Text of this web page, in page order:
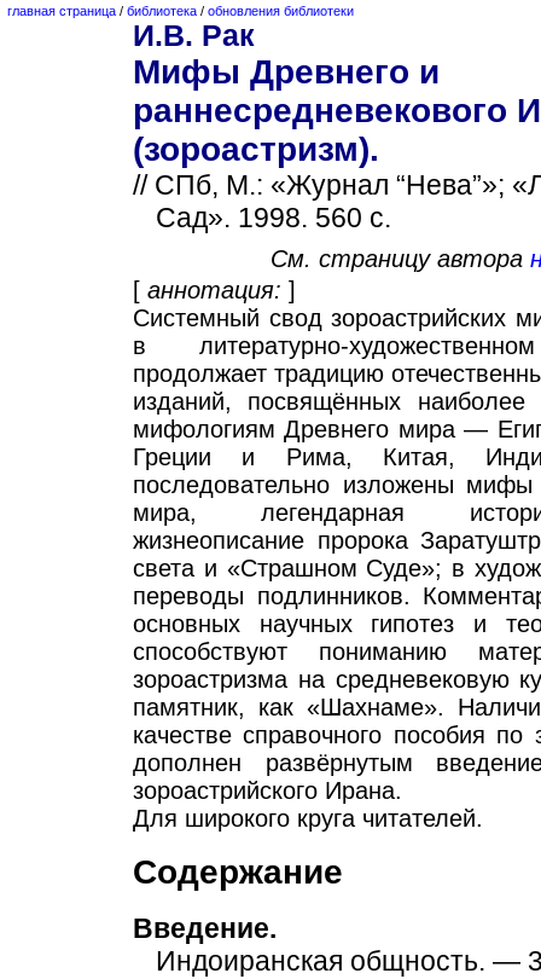
главная страница / библиотека / обновления библиотеки
И.В. Рак
Мифы Древнего и
раннесредневекового
(зороастризм).
// СПб, М.: «Журнал “Нева”»;
Сад». 1998. 560 с.
См. страницу автора
[ аннотация: ]
Системный свод зороастрийских
в литературно-
продолжает традицию
изданий, посвящённых наиболее
мифологиям Древнего мира —
Греции и Рима, Китая,
последовательно изложены мифы
мира, легендарная
жизнеописание пророка
света и «Страшном Суде»; в
переводы подлинников.
основных научных гипотез и
способствуют пониманию
зороастризма на средневековую
памятник, как «Шахнаме».
качестве справочного пособия
дополнен развёрнутым
зороастрийского Ирана.
Для широкого круга читателей.
Содержание
Введение.
Индоиранская общность. —